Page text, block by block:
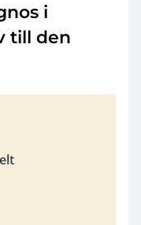
i
till den